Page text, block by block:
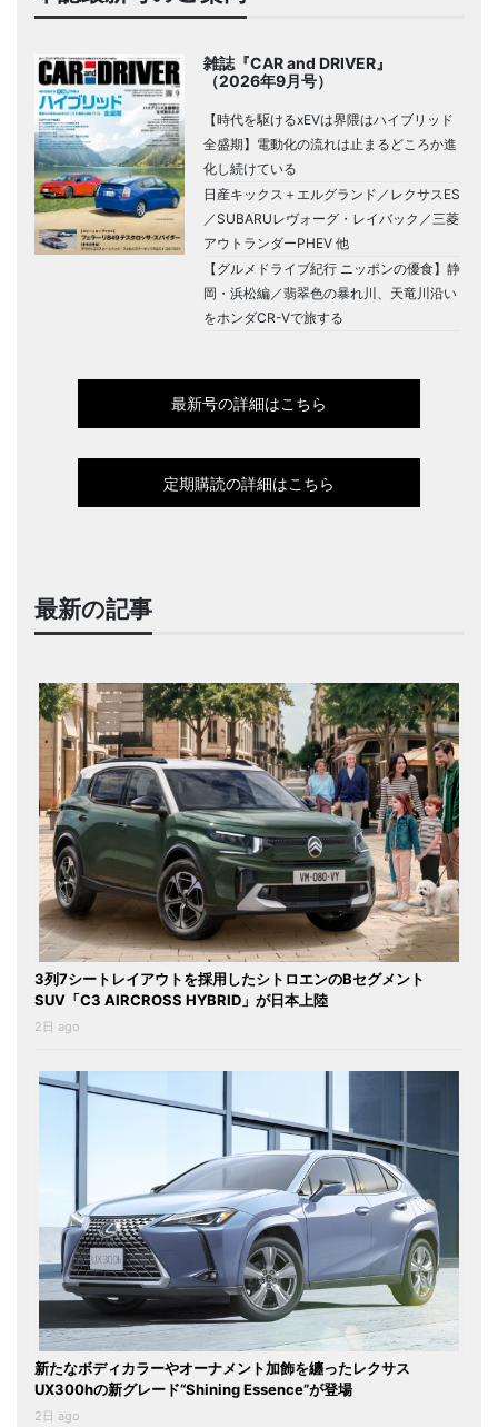
雑誌『CAR and DRIVER』
（2026年9月号）
【時代を駆けるxEVは界隈はハイブリッド
全盛期】電動化の流れは止まるどころか進
化し続けている
日産キックス＋エルグランド／レクサスES
／SUBARUレヴォーグ・レイバック／三菱
アウトランダーPHEV 他
【グルメドライブ紀行 ニッポンの優食】静
岡・浜松編／翡翠色の暴れ川、天竜川沿い
をホンダCR-Vで旅する
最新号の詳細はこちら
定期購読の詳細はこちら
最新の記事
3列7シートレイアウトを採用したシトロエンのBセグメント
SUV「C3 AIRCROSS HYBRID」が日本上陸
2日 ago
新たなボディカラーやオーナメント加飾を纏ったレクサス
UX300hの新グレード“Shining Essence”が登場
2日 ago